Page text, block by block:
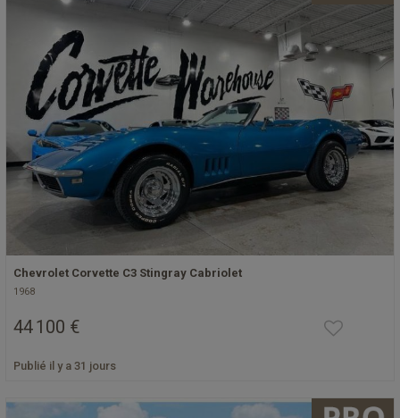
Chevrolet Corvette C3 Stingray Cabriolet
1968
44 100 €
Publié il y a 31 jours